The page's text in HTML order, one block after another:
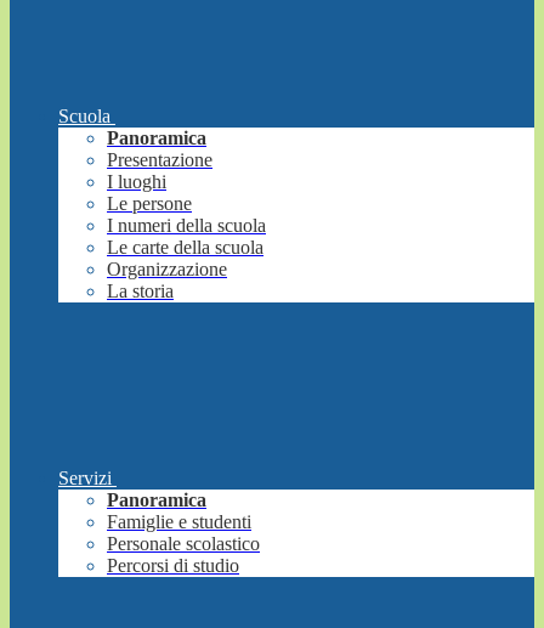
Scuola
Panoramica
Presentazione
I luoghi
Le persone
I numeri della scuola
Le carte della scuola
Organizzazione
La storia
Servizi
Panoramica
Famiglie e studenti
Personale scolastico
Percorsi di studio